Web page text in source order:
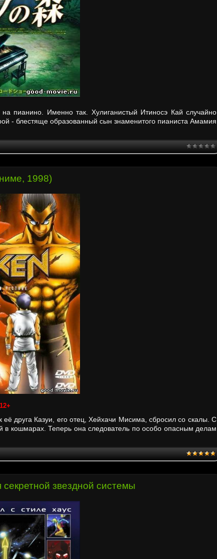
пианино. Именно так. Хулиганистый Итиносэ Кай случайно
- блестяще образованный сын знаменитого пианиста Амамия
1998)
12+
друга Казуи, его отец, Хейхачи Мисима, сбросил со скалы. С
в кошмарах. Теперь она следователь по особо опасным делам
звездной системы